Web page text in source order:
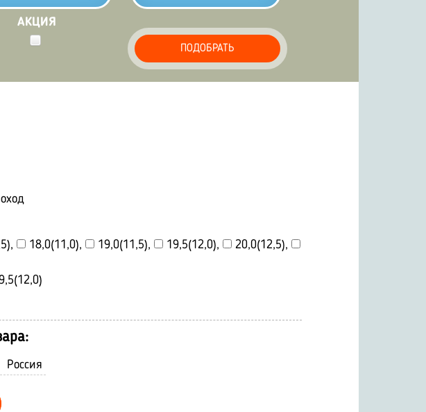
АКЦИЯ
ПОДОБРАТЬ
18,0(11,0), 19,0(11,5), 19,5(12,0),
20,0(12,5),
Россия